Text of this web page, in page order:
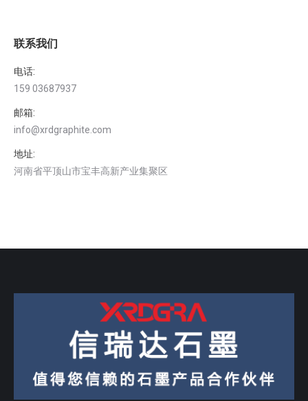
联系我们
电话:
159 03687937
邮箱:
info@xrdgraphite.com
地址:
河南省平顶山市宝丰高新产业集聚区